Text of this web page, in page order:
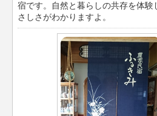
宿です。自然と暮らしの共存を体
さしさがわかりますよ。